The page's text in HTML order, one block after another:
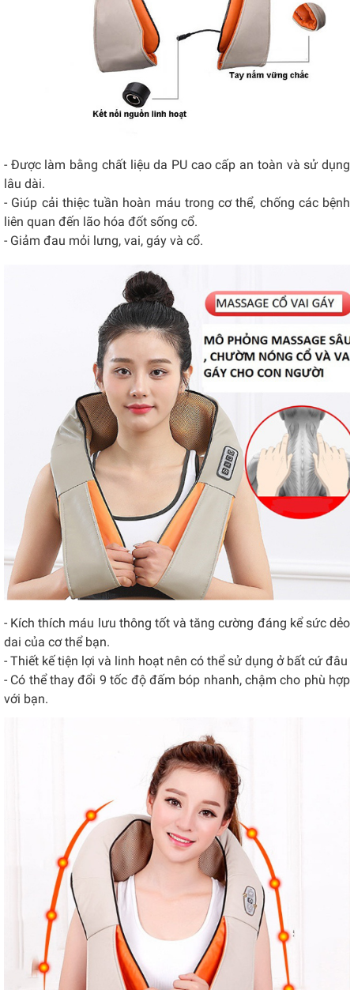
- Được làm bằng chất liệu da PU cao cấp an toàn và sử dụng
lâu dài.
- Giúp cải thiệc tuần hoàn máu trong cơ thể, chống các bệnh
liên quan đến lão hóa đốt sống cổ.
- Giảm đau mỏi lưng, vai, gáy và cổ.
- Kích thích máu lưu thông tốt và tăng cường đáng kể sức dẻo
dai của cơ thể bạn.
- Thiết kế tiện lợi và linh hoạt nên có thể sử dụng ở bất cứ đâu
- Có thể thay đổi 9 tốc độ đấm bóp nhanh, chậm cho phù hợp
với bạn.